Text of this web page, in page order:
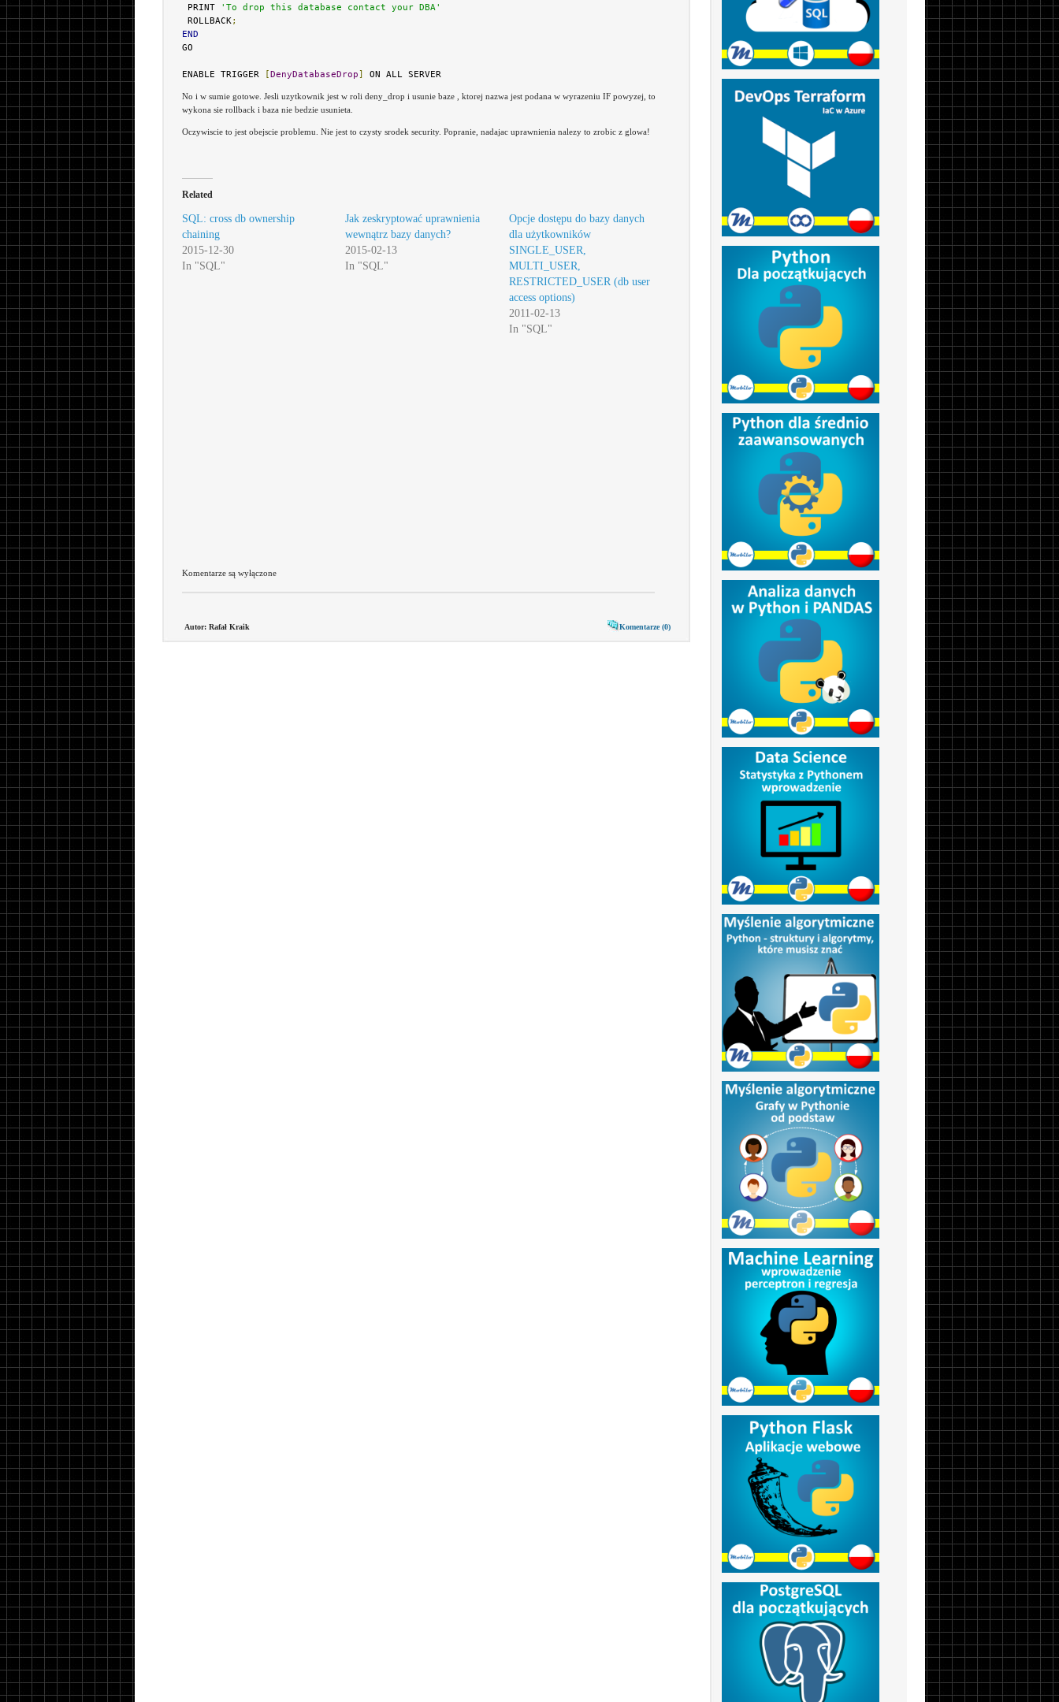
PRINT
'To drop this database contact your DBA'
ROLLBACK;
END
GO
ENABLE TRIGGER [DenyDatabaseDrop] ON ALL SERVER
No i w sumie gotowe. Jesli uzytkownik jest w roli deny_drop i usunie baze , ktorej nazwa jest podana w wyrazeniu IF powyzej, to
wykona sie rollback i baza nie bedzie usunieta.
Oczywiscie to jest obejscie problemu. Nie jest to czysty srodek security. Popranie, nadajac uprawnienia nalezy to zrobic z glowa!
Related
SQL: cross db ownership
chaining
2015-12-30
In "SQL"
Jak zeskryptować uprawnienia
wewnątrz bazy danych?
2015-02-13
In "SQL"
Opcje dostępu do bazy danych
dla użytkowników
SINGLE_USER,
MULTI_USER,
RESTRICTED_USER (db user
access options)
2011-02-13
In "SQL"
Komentarze są wyłączone
Autor: Rafał Kraik Komentarze (0)